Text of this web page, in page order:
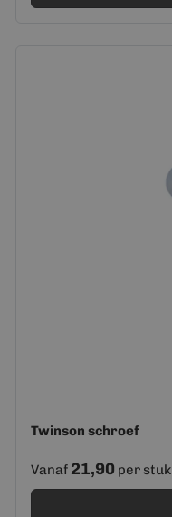
Twinson schroef
Vanaf 21,90 per stuk